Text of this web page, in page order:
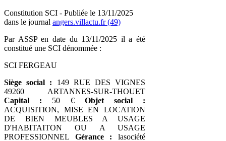
Constitution SCI - Publiée le 13/11/2025
dans le journal angers.villactu.fr (49)
Par ASSP en date du 13/11/2025 il a été
constitué une SCI dénommée :
SCI FERGEAU
Siège social : 149 RUE DES VIGNES
49260 ARTANNES-SUR-THOUET
Capital : 50 € Objet social :
ACQUISITION, MISE EN LOCATION
DE BIEN MEUBLES A USAGE
D'HABITAITON OU A USAGE
PROFESSIONNEL Gérance : lasociété